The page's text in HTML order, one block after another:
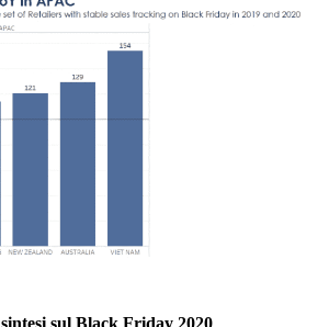
sintesi sul Black Friday 2020